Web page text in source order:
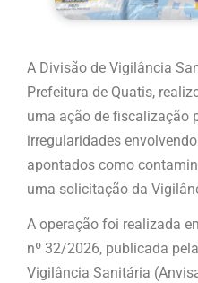
A Divisão de Vigilância
Prefeitura de Quatis,
uma ação de fiscalização
irregularidades
apontados como
uma solicitação da
A operação foi realizada
nº 32/2026, publicada
Vigilância Sanitária